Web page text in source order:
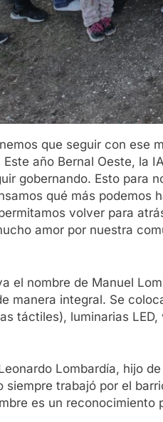
que seguir con ese
año Bernal Oeste, la
gobernando. Esto para
qué más podemos
volver para
amor por nuestra
el nombre de Manuel
manera integral. Se
táctiles), luminarias
Lombardía, hijo
siempre trabajó por el
es un reconocimiento